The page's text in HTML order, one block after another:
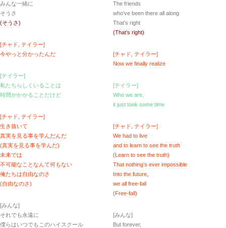
みんな一緒に
そうさ
(そうさ)
[チャド, テイラー]
今やっと分かったんだ
[テイラー]
私たちらしくいることは
時間がかかることだけど
[チャド, テイラー]
生き抜いて
真実を見る事を学んだんだ
(真実を見る事を学んだ)
未来では
不可能なことなんて何もない
俺たちは自由なのさ
(自由なのさ)
[みんな]
それでも永遠に
僕らはいつでもこのハイスクール
The friends
who’ve been there all along
That’s right
(That’s right)
[チャド, テイラー]
Now we finally realize
[テイラー]
Who we are,
it just took some time
[チャド, テイラー]
We had to live
and to learn to see the truth
(Learn to see the truth)
That nothing’s ever impossible
Into the future,
we all free-fall
(Free-fall)
[みんな]
But forever,